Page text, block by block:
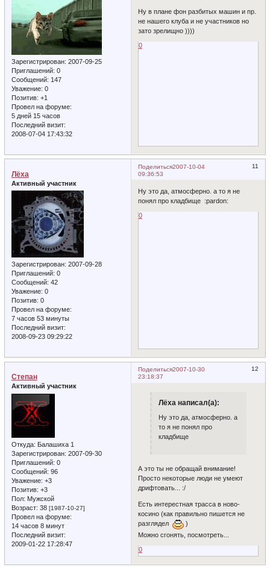
Зарегистрирован: 2007-09-25
Приглашений: 0
Сообщений: 147
Уважение: 0
Позитив: +1
Провел на форуме:
5 дней 15 часов
Последний визит:
2008-07-04 17:43:32
Ну в плане фон разбитых машин и пр.
не нашего клуба и не участников но
зато зрелищно ))))
0
Поделиться 11
2007-10-04
09:36:53
Лёха
Активный участник
Зарегистрирован: 2007-09-28
Приглашений: 0
Сообщений: 42
Уважение: 0
Позитив: 0
Провел на форуме:
7 часов 53 минуты
Последний визит:
2008-09-23 09:29:22
Ну это да, атмосферно. а то я не
понял про кладбище :pardon:
0
Поделиться 12
2007-10-30
23:18:37
Степан
Активный участник
Откуда: Балашиха 1
Зарегистрирован: 2007-09-30
Приглашений: 0
Сообщений: 96
Уважение: +3
Позитив: +3
Пол: Мужской
Возраст: 38 [1987-10-27]
Провел на форуме:
14 часов 8 минут
Последний визит:
2009-01-22 17:28:47
Лёха написал(а):
Ну это да, атмосферно. а
то я не понял про
кладбище
А это ты не обращай внимание!
Просто некоторые люди не умеют
дрифтовать... :/
Есть интерестная трасса в ново-
косино (как правильно пишется не
разглядел
)
Можно сгонять, посмотреть...
0